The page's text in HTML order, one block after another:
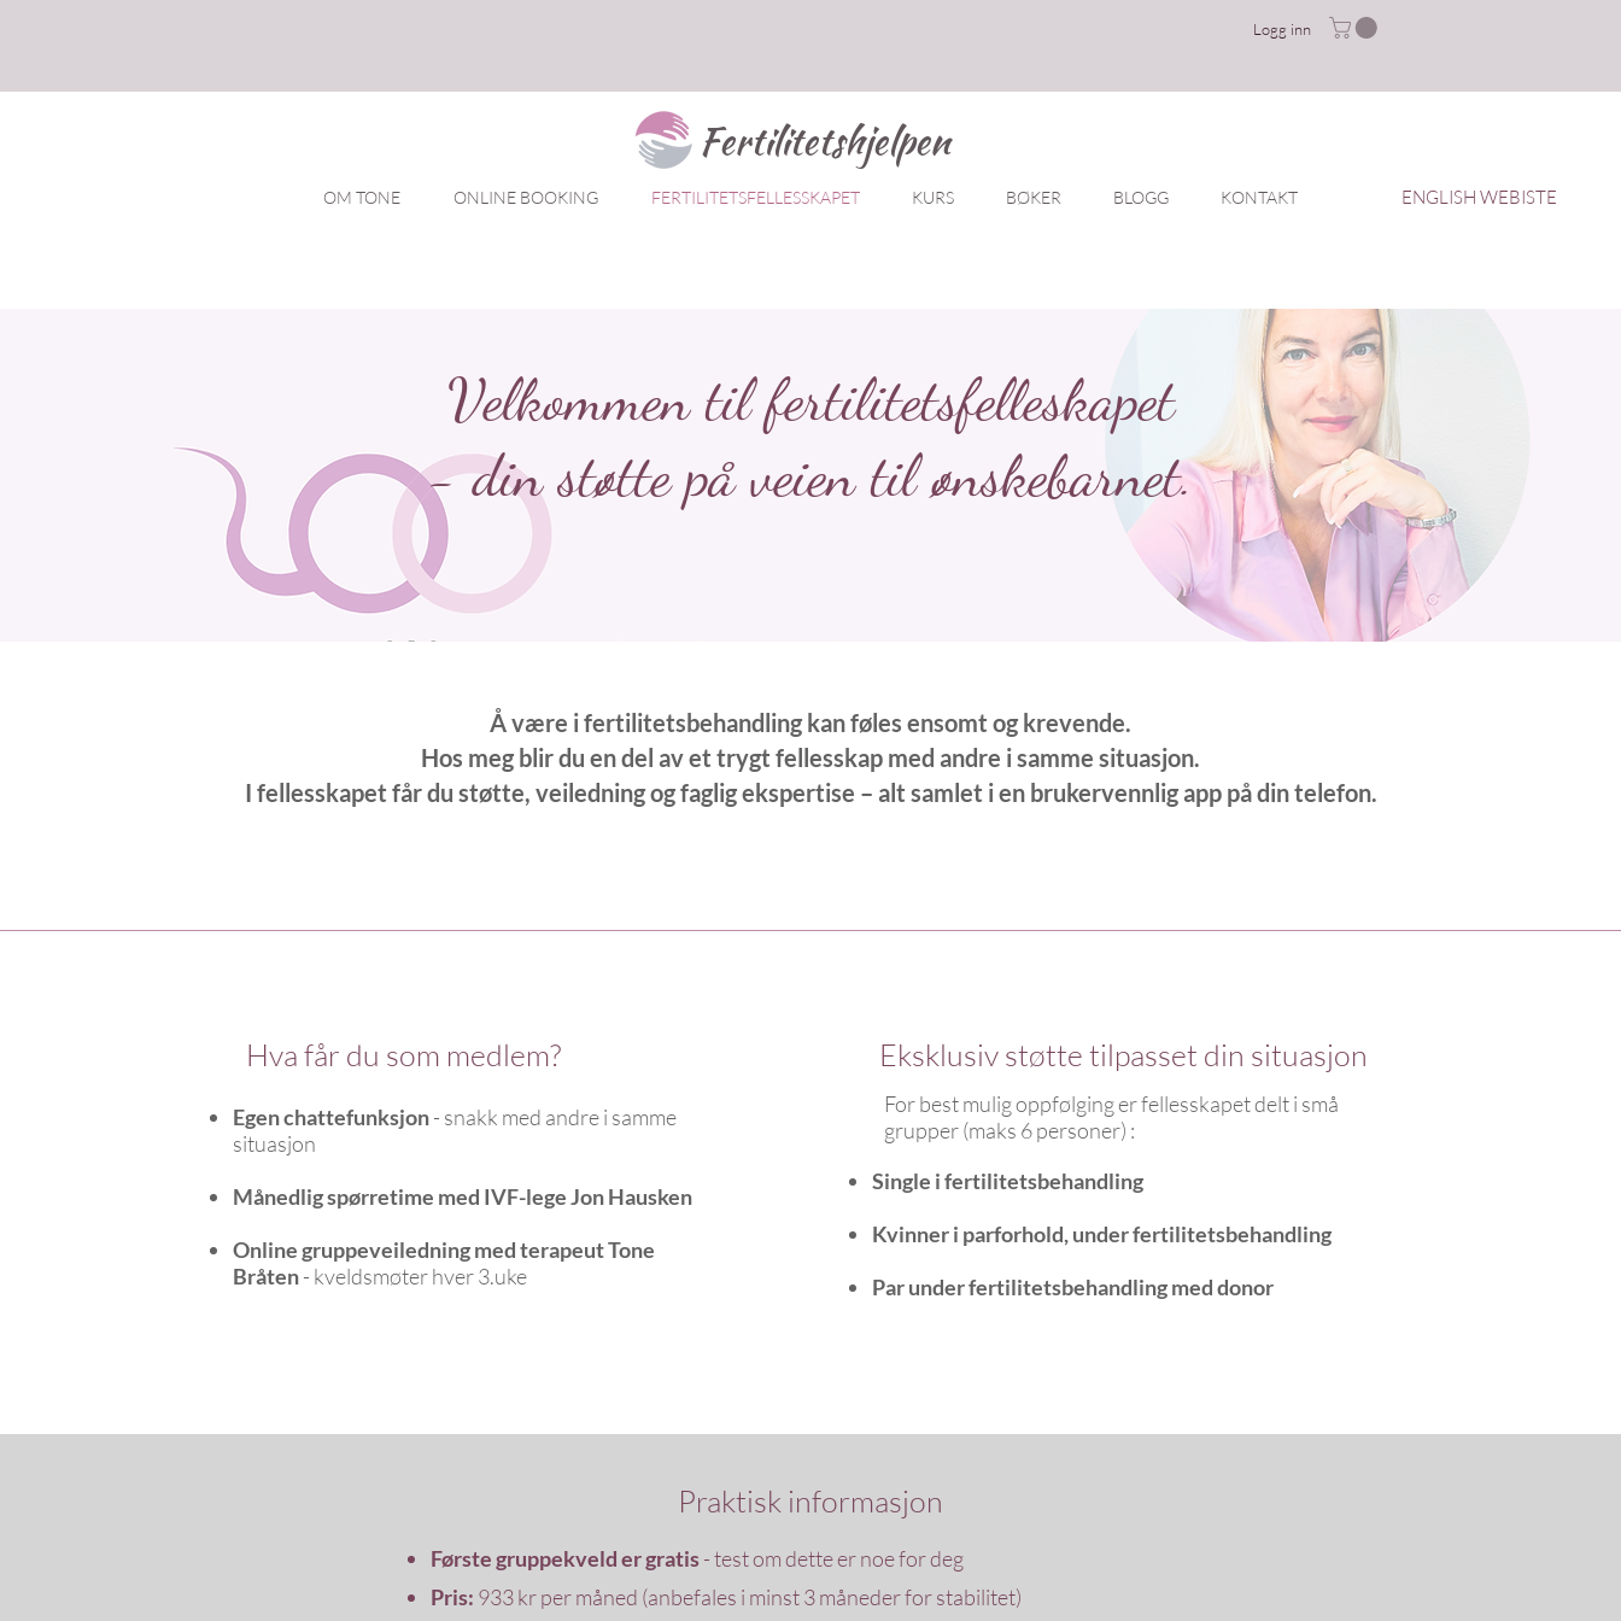
Logg inn
Fertilitetshjelpen
OM TONE ONLINE BOOKING FERTILITETSFELLESSKAPET KURS BØKER BLOGG KONTAKT ENGLISH WEBISTE
Velkommen til fertilitetsfelleskapet
- din støtte på veien til ønskebarnet.
Å være i fertilitetsbehandling kan føles ensomt og krevende.
Hos meg blir du en del av et trygt fellesskap med andre i samme situasjon.
I fellesskapet får du støtte, veiledning og faglig ekspertise – alt samlet i en brukervennlig app på din telefon.
Hva får du som medlem?​​
Egen chattefunksjon- snakk med andre i samme
situasjon
Månedlig spørretime med IVF-lege Jon Hausken
Online gruppeveiledning med terapeut Tone
Bråten- kveldsmøter hver 3.uke
Eksklusiv støtte tilpasset din situasjon
For best mulig oppfølging er fellesskapet delt i små
grupper (maks 6 personer) :
Single i fertilitetsbehandling
Kvinner i parforhold, under fertilitetsbehandling
Par under fertilitetsbehandling med donor
Praktisk informasjon
Første gruppekveld er gratis- test om dette er noe for deg
Pris: 933 kr per måned (anbefales i minst 3 måneder for stabilitet)